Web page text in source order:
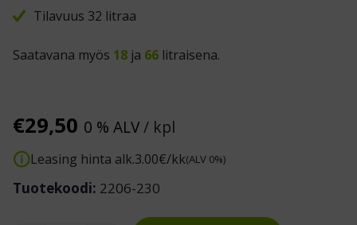
Tilavuus 32 litraa
Saatavana myös 18 ja 66 litraisena.
€29,50 0 % ALV/ kpl
Leasing hinta alk.3.00€/kk(ALV 0%)
Tuotekoodi: 2206-230